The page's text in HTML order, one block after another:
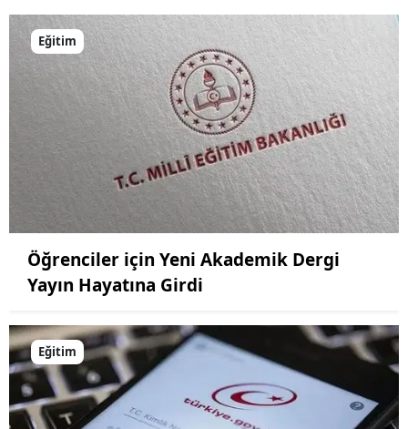
Eğitim
Öğrenciler için Yeni Akademik Dergi
Yayın Hayatına Girdi
Eğitim